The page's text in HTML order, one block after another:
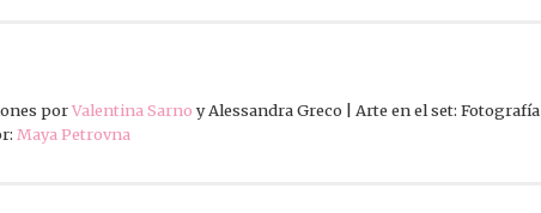
porValentina Sarno y Alessandra Greco | Arte en el set: Fotografía
Maya Petrovna